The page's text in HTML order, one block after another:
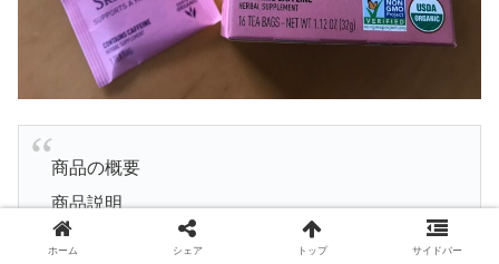
商品の概要
商品説明
健康的な輝きをサポート
ホーム シェア トップ サイドバー